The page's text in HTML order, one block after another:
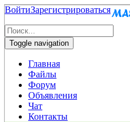
ВойтиЗарегистрироваться
Toggle navigation
Главная
Файлы
Форум
Объявления
Чат
Контакты